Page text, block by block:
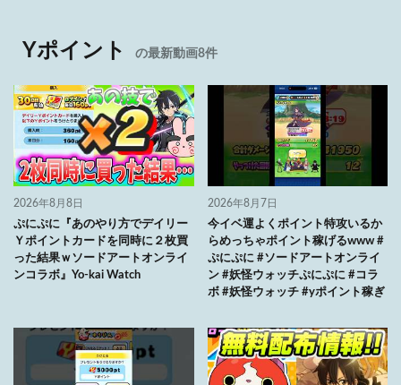
Yポイント の最新動画8件
2026年8月8日
ぷにぷに『あのやり方でデイリー
Ｙポイントカードを同時に２枚買
った結果ｗソードアートオンライ
ンコラボ』Yo-kai Watch
2026年8月7日
今イベ運よくポイント特攻いるか
らめっちゃポイント稼げるwww #
ぷにぷに #ソードアートオンライ
ン #妖怪ウォッチぷにぷに #コラ
ボ #妖怪ウォッチ #yポイント稼ぎ